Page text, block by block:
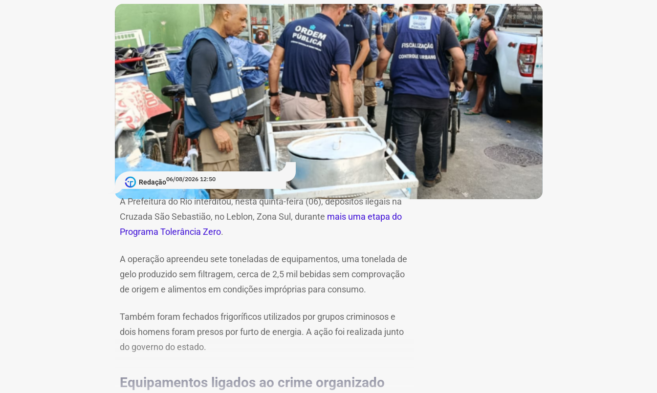
Redação06/08/2026 12:50
A Prefeitura do Rio interditou, nesta quinta-feira (06), depósitos ilegais na
Cruzada São Sebastião, no Leblon, Zona Sul, durante mais uma etapa do
Programa Tolerância Zero.
A operação apreendeu sete toneladas de equipamentos, uma tonelada de
gelo produzido sem filtragem, cerca de 2,5 mil bebidas sem comprovação
de origem e alimentos em condições impróprias para consumo.
Também foram fechados frigoríficos utilizados por grupos criminosos e
dois homens foram presos por furto de energia. A ação foi realizada junto
do governo do estado.
Equipamentos ligados ao crime organizado